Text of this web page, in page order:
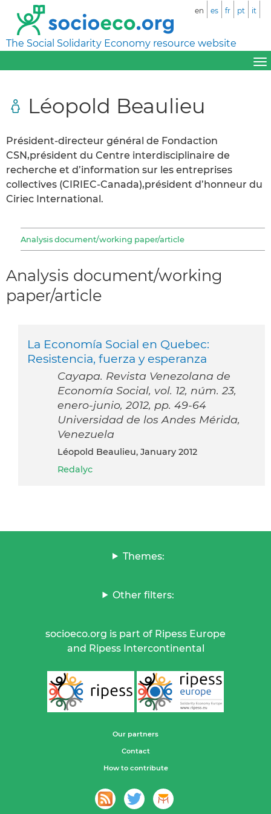
The Social Solidarity Economy resource website
en es fr pt it
Léopold Beaulieu
Président-directeur général de Fondaction
CSN,président du Centre interdisciplinaire de
recherche et d’information sur les entreprises
collectives (CIRIEC-Canada),président d’honneur du
Ciriec International.
Analysis document/working paper/article
Analysis document/working
paper/article
La Economía Social en Quebec:
Resistencia, fuerza y esperanza
Cayapa. Revista Venezolana de
Economía Social, vol. 12, núm. 23,
enero-junio, 2012, pp. 49-64
Universidad de los Andes Mérida,
Venezuela
Léopold Beaulieu, January 2012
Redalyc
Themes:
Other filters:
socioeco.org is part of Ripess Europe
and Ripess Intercontinental
Our partners
Contact
How to contribute